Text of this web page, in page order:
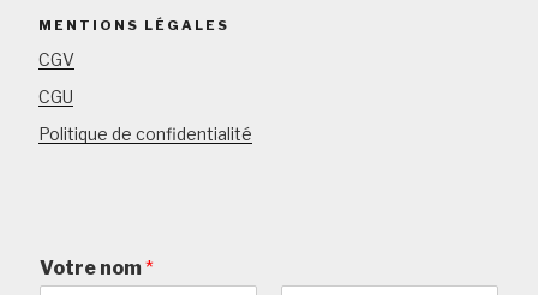
MENTIONS LÉGALES
CGV
CGU
Politique de confidentialité
Votre nom*